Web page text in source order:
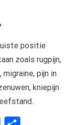
positie
zoals rugpijn,
pijn in
kniepijn